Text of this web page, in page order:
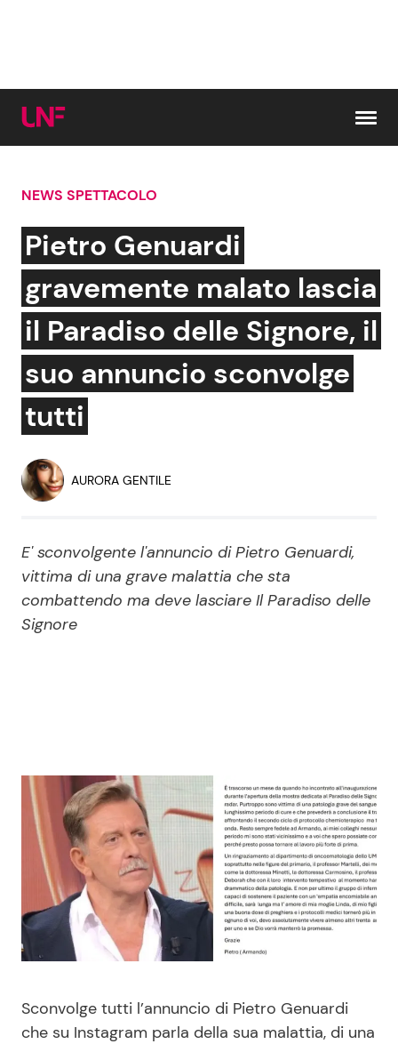
Cerca:
News e Cronaca
Attualità Italiana
Economia
Persone Scomparse
Gossip e TV
Bellezze VIP
Soap Opera
ShowBiz
Benessere
Casa
Moda e Style
News benessere
Cucina e Ricette
Consigli di Cucina
Dolci
Primi Piatti
NEWS SPETTACOLO
Pietro Genuardi
gravemente malato lascia
il Paradiso delle Signore, il
suo annuncio sconvolge
tutti
AURORA GENTILE
E' sconvolgente l'annuncio di Pietro Genuardi,
vittima di una grave malattia che sta
combattendo ma deve lasciare Il Paradiso delle
Signore
Sconvolge tutti l’annuncio di Pietro Genuardi
che su Instagram parla della sua malattia, di una